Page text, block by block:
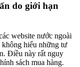
do giới hạn
website nước ngoài
không hiểu những tư
Điều này rất nguy
sách mua hàng.